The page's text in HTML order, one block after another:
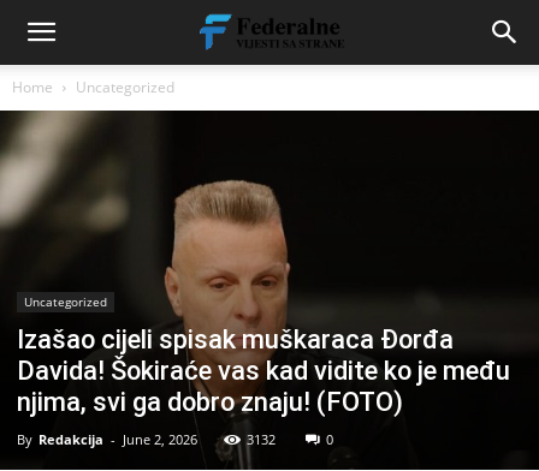
Home Uncategorized
Uncategorized
Izašao cijeli spisak muškaraca Đorđa
Davida! Šokiraće vas kad vidite ko je među
njima, svi ga dobro znaju! (FOTO)
By Redakcija - June 2, 2026 3132 0